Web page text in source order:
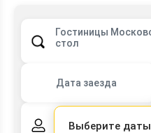
Гостиницы
стол
Дата заезда
2 взрослых,0 детей
Выберите